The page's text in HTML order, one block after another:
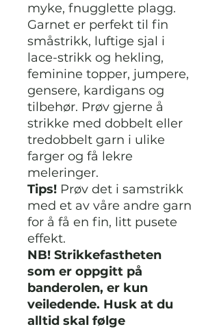
myke, fnugglette plagg.
Garnet er perfekt til fin
småstrikk, luftige sjal i
lace-strikk og hekling,
feminine topper, jumpere,
gensere, kardigans og
tilbehør. Prøv gjerne å
strikke med dobbelt eller
tredobbelt garn i ulike
farger og få lekre
meleringer.
Tips! Prøv det i samstrikk
med et av våre andre garn
for å få en fin, litt pusete
effekt.
NB! Strikkefastheten
som er oppgitt på
banderolen, er kun
veiledende. Husk at du
alltid skal følge